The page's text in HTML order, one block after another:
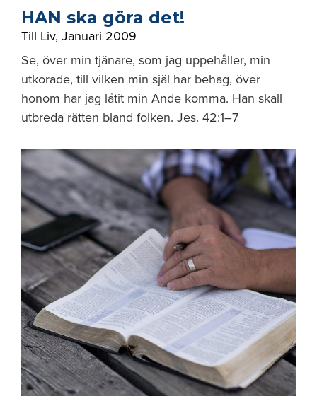
HAN ska göra det!
Till Liv, Januari 2009
Se, över min tjänare, som jag uppehåller, min
utkorade, till vilken min själ har behag, över
honom har jag låtit min Ande komma. Han skall
utbreda rätten bland folken. Jes. 42:1–7